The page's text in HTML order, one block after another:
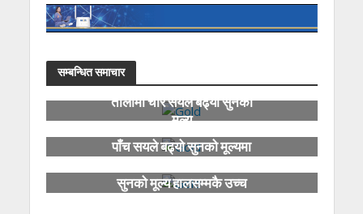
सम्बन्धित समाचार
तोलामा चार सयले बढ्यो सुनको
मूल्य
पाँच सयले बढ्यो सुनको मूल्यमा
सुनको मूल्य हालसम्मकै उच्च